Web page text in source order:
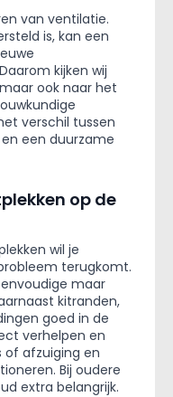
van ventilatie.
is, kan een
kijken wij
ook naar het
verschil tussen
een duurzame
op de
wil je
terugkomt.
maar
kitranden,
goed in de
verhelpen en
afzuiging en
Bij oudere
extra belangrijk.